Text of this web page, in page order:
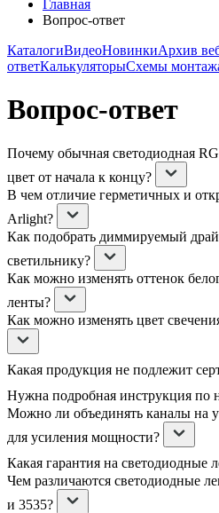
Главная
Вопрос-ответ
КаталогиВидеоНовинкиАрхив
ответКалькуляторыСхемы
Вопрос-ответ
Почему обычная светодиодная
цвет от начала к концу?
В чем отличие герметичных и
Arlight?
Как подобрать диммируемый
светильнику?
Как можно изменять оттенок
ленты?
Как можно изменять цвет
Какая продукция не подлежит
Нужна подробная инструкция по
Можно ли объединять каналы на
для усиления мощности?
Какая гарантия на светодиодные
Чем различаются светодиодные
и 3535?